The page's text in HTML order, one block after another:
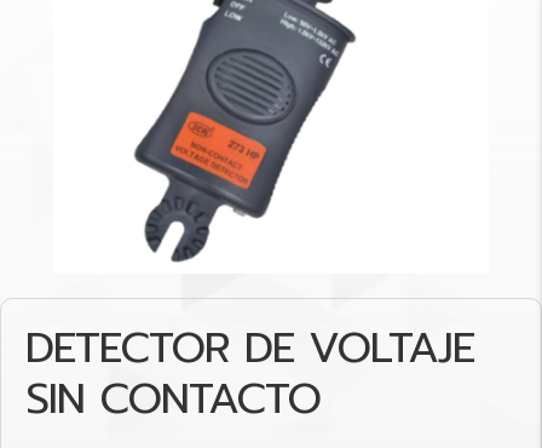
DETECTOR DE VOLTAJE
SIN CONTACTO